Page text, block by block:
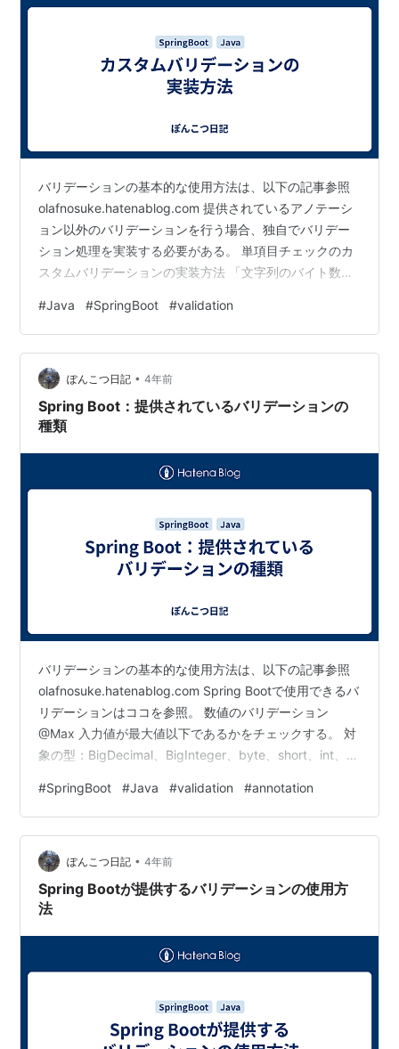
バリデーションの基本的な使用方法は、以下の記事参照
olafnosuke.hatenablog.com 提供されているアノテーシ
ョン以外のバリデーションを行う場合、独自でバリデー
ション処理を実装する必要がある。 単項目チェックのカ
スタムバリデーションの実装方法 「文字列のバイト数チ
成 ＠Targetでアノテーションの付与対象を定義する。 例
えば、ElementType.FIELDを指定した場合、このアノテ
ーションはフィールドにのみ付与可能となる。 コンマ区
切りで複数定義も可能。 @Retentionでアノテーションが
影響する範囲を定義する。 …
#Java #SpringBoot #validation
ぽんこつ日記 • 4年前
Spring Boot：提供されているバリデーションの
種類
バリデーションの基本的な使用方法は、以下の記事参照
olafnosuke.hatenablog.com Spring Bootで使用できるバ
リデーションはココを参照。 数値のバリデーション
@Max 入力値が最大値以下であるかをチェックする。 対
象の型：BigDecimal、BigInteger、byte、short、int、
@Max(100) private int age; # デフォルトメッセージ
javax.validation.constraints.Max.message={value} 以下
の値にして…
#SpringBoot #Java #validation #annotation
ぽんこつ日記 • 4年前
Spring Bootが提供するバリデーションの使用方
法